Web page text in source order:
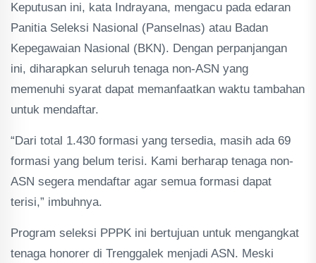
Keputusan ini, kata Indrayana, mengacu pada edaran
Panitia Seleksi Nasional (Panselnas) atau Badan
Kepegawaian Nasional (BKN). Dengan perpanjangan
ini, diharapkan seluruh tenaga non-ASN yang
memenuhi syarat dapat memanfaatkan waktu tambahan
untuk mendaftar.
“Dari total 1.430 formasi yang tersedia, masih ada 69
formasi yang belum terisi. Kami berharap tenaga non-
ASN segera mendaftar agar semua formasi dapat
terisi,” imbuhnya.
Program seleksi PPPK ini bertujuan untuk mengangkat
tenaga honorer di Trenggalek menjadi ASN. Meski